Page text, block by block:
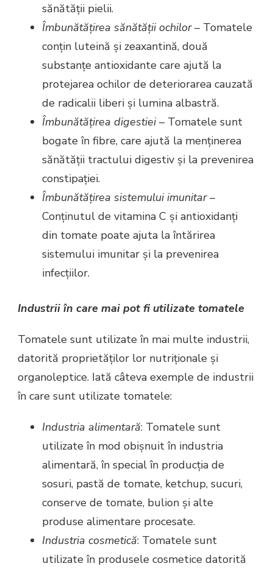
sănătății pielii.
Îmbunătățirea sănătății ochilor– Tomatele
conțin luteină și zeaxantină, două
substanțe antioxidante care ajută la
protejarea ochilor de deteriorarea cauzată
de radicalii liberi și lumina albastră.
Îmbunătățirea digestiei– Tomatele sunt
bogate în fibre, care ajută la menținerea
sănătății tractului digestiv și la prevenirea
constipației.
Îmbunătățirea sistemului imunitar–
Conținutul de vitamina C și antioxidanți
din tomate poate ajuta la întărirea
sistemului imunitar și la prevenirea
infecțiilor.
Industrii în care mai pot fi utilizate tomatele
Tomatele sunt utilizate în mai multe industrii,
datorită proprietăților lor nutriționale și
organoleptice. Iată câteva exemple de industrii
în care sunt utilizate tomatele:
Industria alimentară: Tomatele sunt
utilizate în mod obișnuit în industria
alimentară, în special în producția de
sosuri, pastă de tomate, ketchup, sucuri,
conserve de tomate, bulion și alte
produse alimentare procesate.
Industria cosmetică: Tomatele sunt
utilizate în produsele cosmetice datorită